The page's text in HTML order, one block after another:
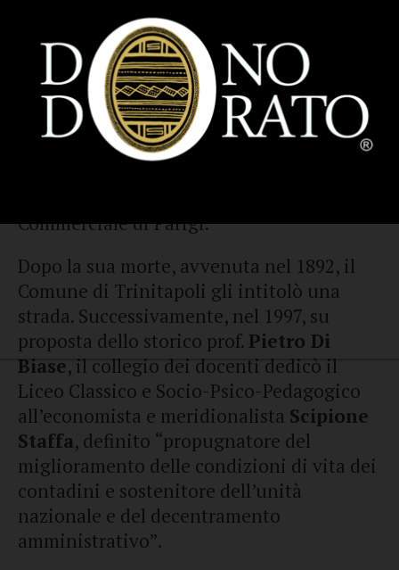
ricevuti. La città di Foggia gli conferì la
cittadinanza onoraria, mentre diverse
accademie lo nominarono socio onorario o
corrispondente, tra cui l’Accademia
Pontaniana di Napoli, l’Accademia
Economica Agraria dei Georgofili di
Commerciale di Parigi.
Dopo la sua morte, avvenuta nel 1892, il
Comune di Trinitapoli gli intitolò una
strada. Successivamente, nel 1997, su
proposta dello storico prof. Pietro Di
Biase, il collegio dei docenti dedicò il
Liceo Classico e Socio-Psico-Pedagogico
all’economista e meridionalista Scipione
Staffa, definito “propugnatore del
miglioramento delle condizioni di vita dei
contadini e sostenitore dell’unità
nazionale e del decentramento
amministrativo”.